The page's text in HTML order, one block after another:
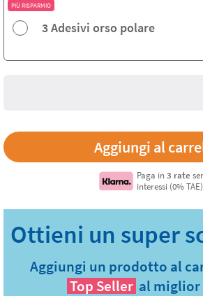
PIÙ RISPARMIO
3 Adesivi orso polare
Paga in 3 rate
interessi (0% TAE)
Aggiungi un prodotto al
Top Seller al miglior